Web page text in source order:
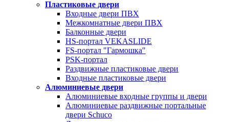
Пластиковые двери
Входные двери ПВХ
Межкомнатные двери ПВХ
Балконные двери
HS-портал VEKASLIDE
FS-портал "Гармошка"
PSK-портал
Раздвижные пластиковые двери
Входные пластиковые двери
Алюминиевые двери
Алюминиевые входные группы и двери
Алюминиевые раздвижные портальные
двери Schuco